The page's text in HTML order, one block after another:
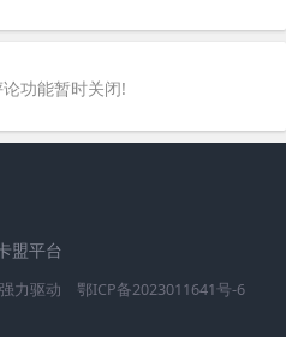
功能暂时关闭!
盟平台
强力驱动 鄂ICP备2023011641号-6